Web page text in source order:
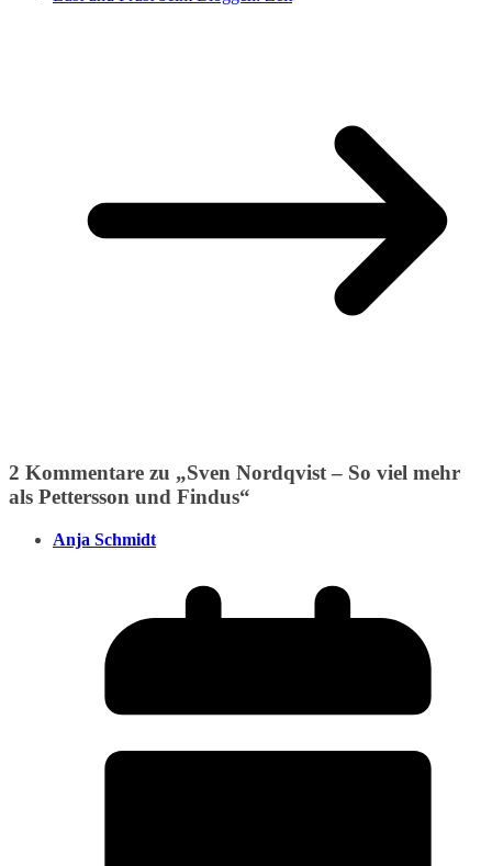
2 Kommentare zu „Sven Nordqvist – So viel mehr
als Pettersson und Findus“
Anja Schmidt